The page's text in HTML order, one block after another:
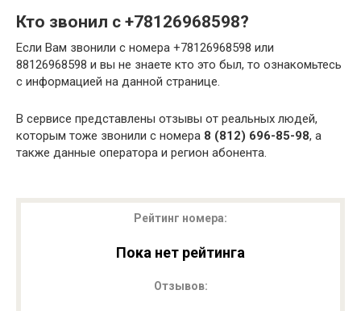
Кто звонил с +78126968598?
Если Вам звонили с номера +78126968598 или
88126968598 и вы не знаете кто это был, то ознакомьтесь
с информацией на данной странице.
В сервисе представлены отзывы от реальных людей,
которым тоже звонили с номера 8 (812) 696-85-98, а
также данные оператора и регион абонента.
Рейтинг номера:
Пока нет рейтинга
Отзывов: